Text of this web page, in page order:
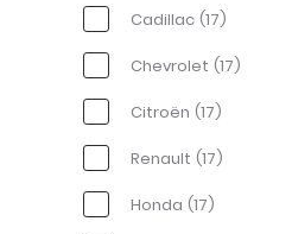
Cadillac (17)
Chevrolet (17)
Citroën (17)
Renault (17)
Honda (17)